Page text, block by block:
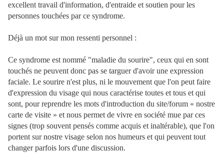
excellent travail d'information, d'entraide et soutien pour les
personnes touchées par ce syndrome.
Déjà un mot sur mon ressenti personnel :
Ce syndrome est nommé "maladie du sourire", ceux qui en sont
touchés ne peuvent donc pas se targuer d'avoir une expression
faciale. Le sourire n'est plus, ni le mouvement que l'on peut faire
d'expression du visage qui nous caractérise toutes et tous et qui
sont, pour reprendre les mots d'introduction du site/forum « nostre
carte de visite » et nous permet de vivre en société mue par ces
signes (trop souvent pensés comme acquis et inaltérable), que l'on
portent sur nostre visage selon nos humeurs et qui peuvent tout
changer parfois lors d'une discussion.